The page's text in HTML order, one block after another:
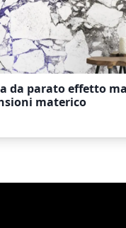
da parato effetto
materico